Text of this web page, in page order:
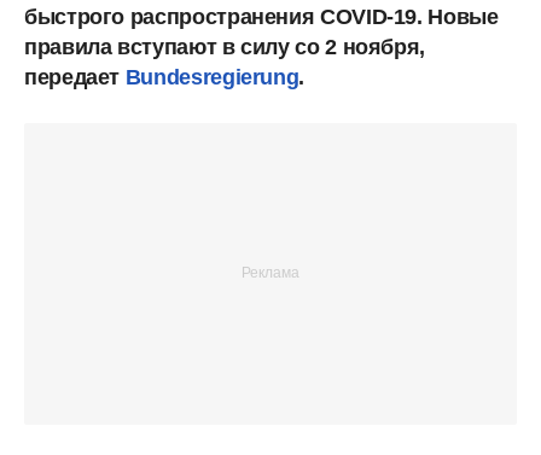
быстрого распространения COVID-19. Новые
правила вступают в силу со 2 ноября,
передает Bundesregierung.